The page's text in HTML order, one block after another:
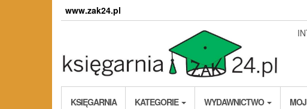
www.zak24.pl
KSIĘGARNIA KATEGORIE WYDAWNICTWO